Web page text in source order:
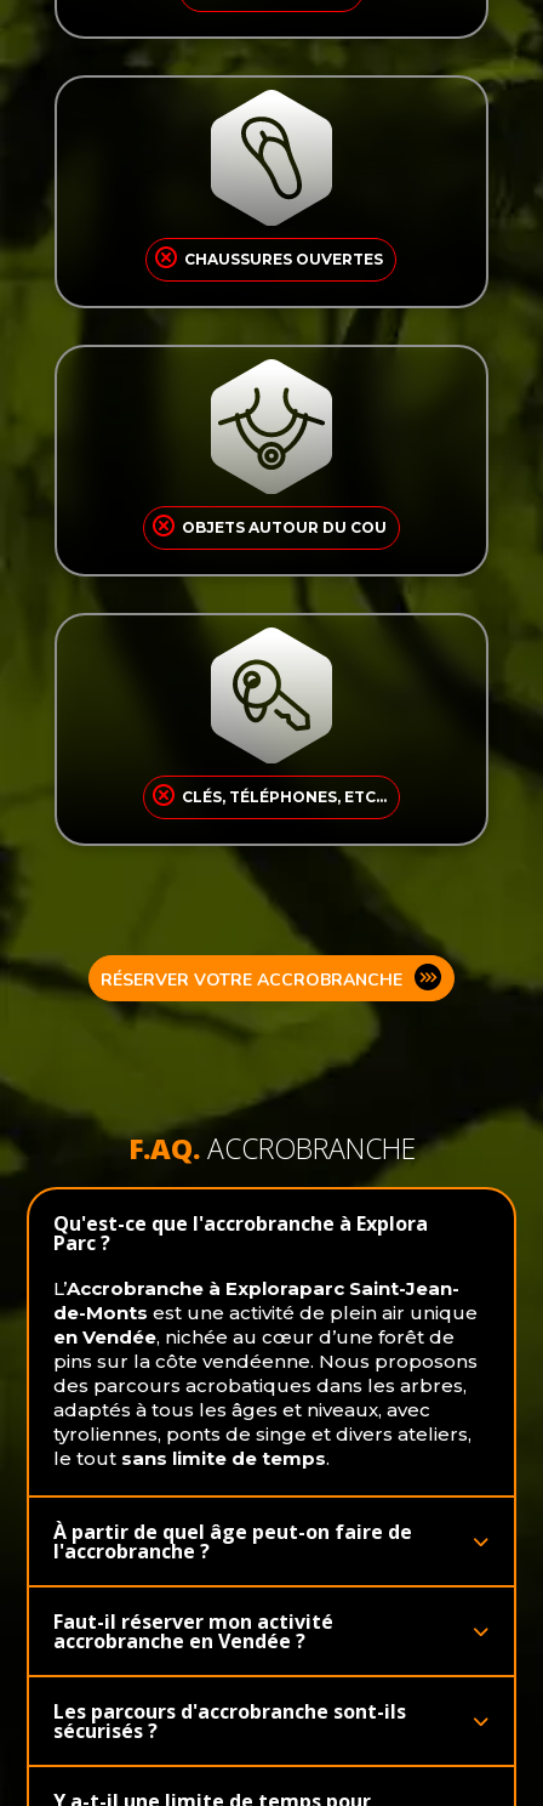
CHAUSSURES OUVERTES
Chaussures fermées obligatoires : sandales et
tongs strictement interdites sur les parcours
d’accrobranche.
OBJETS AUTOUR DU COU
Écharpes, sacs en bandoulière et tout objet
porté autour du cou sont interdits sur les
parcours d’accrobranche.
CLÉS, TÉLÉPHONES, ETC...
Objets à risque de chute (clés, téléphones,
portefeuilles) : rangez‑les dans un sac ou une
poche fermée avant de commencer les
parcours d’accrobranche.
RÉSERVER VOTRE ACCROBRANCHE
F.AQ.ACCROBRANCHE
Qu'est-ce que l'accrobranche à Explora
Parc ?
L’Accrobranche à Exploraparc Saint-Jean-
de-Monts est une activité de plein air unique
en Vendée, nichée au cœur d’une forêt de
pins sur la côte vendéenne. Nous proposons
des parcours acrobatiques dans les arbres,
adaptés à tous les âges et niveaux, avec
tyroliennes, ponts de singe et divers ateliers,
le tout sans limite de temps.
À partir de quel âge peut-on faire de
l'accrobranche ?
Faut-il réserver mon activité
accrobranche en Vendée ?
Les parcours d'accrobranche sont-ils
sécurisés ?
Y a-t-il une limite de temps pour